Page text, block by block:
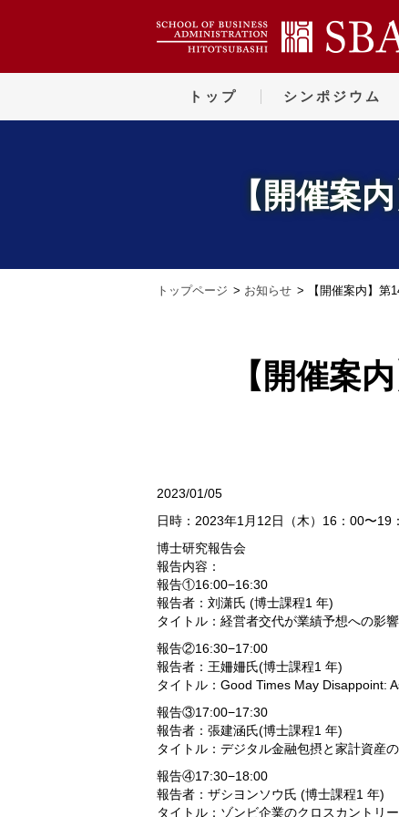
トップ シンポジウム
【開催案
トップページ お知らせ 【開催案内】第
【開催案
2023/01/05
⽇時：2023年1⽉12⽇（⽊）16：00〜19
博⼠研究報告会
報告内容：
報告①16:00−16:30
報告者：刘潇氏 (博⼠課程1 年)
タイトル：経営者交代が業績予想への影響
報告②16:30−17:00
報告者：王姍姍氏(博⼠課程1 年)
タイトル：Good Times May Disappoint:
報告③17:00−17:30
報告者：張建涵氏(博⼠課程1 年)
タイトル：デジタル⾦融包摂と家計資産
報告④17:30−18:00
報告者：ザシヨンソウ氏 (博⼠課程1 年)
タイトル：ゾンビ企業のクロスカントリ